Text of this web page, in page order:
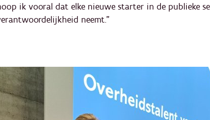
ik vooral dat elke nieuwe starter in de publieke
neemt."